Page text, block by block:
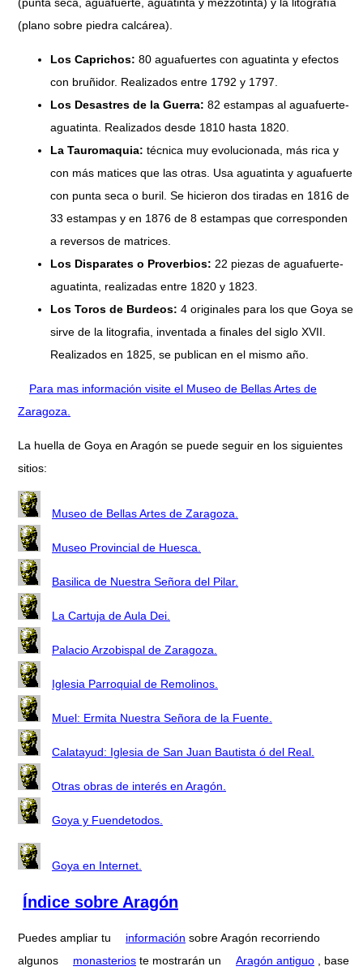
(punta seca, aguafuerte, aguatinta y mezzotinta) y la litografía
(plano sobre piedra calcárea).
Los Caprichos: 80 aguafuertes con aguatinta y efectos
con bruñidor. Realizados entre 1792 y 1797.
Los Desastres de la Guerra: 82 estampas al aguafuerte-
aguatinta. Realizados desde 1810 hasta 1820.
La Tauromaquia: técnica muy evolucionada, más rica y
con más matices que las otras. Usa aguatinta y aguafuerte
con punta seca o buril. Se hicieron dos tiradas en 1816 de
33 estampas y en 1876 de 8 estampas que corresponden
a reversos de matrices.
Los Disparates o Proverbios: 22 piezas de aguafuerte-
aguatinta, realizadas entre 1820 y 1823.
Los Toros de Burdeos: 4 originales para los que Goya se
sirve de la litografia, inventada a finales del siglo XVII.
Realizados en 1825, se publican en el mismo año.
Para mas información visite el Museo de Bellas Artes de
Zaragoza.
La huella de Goya en Aragón se puede seguir en los siguientes
sitios:
Museo de Bellas Artes de Zaragoza.
Museo Provincial de Huesca.
Basilica de Nuestra Señora del Pilar.
La Cartuja de Aula Dei.
Palacio Arzobispal de Zaragoza.
Iglesia Parroquial de Remolinos.
Muel: Ermita Nuestra Señora de la Fuente.
Calatayud: Iglesia de San Juan Bautista ó del Real.
Otras obras de interés en Aragón.
Goya y Fuendetodos.
Goya en Internet.
Índice sobre Aragón
Puedes ampliar tu información sobre Aragón recorriendo
algunos
monasterios te mostrarán un Aragón antiguo , base